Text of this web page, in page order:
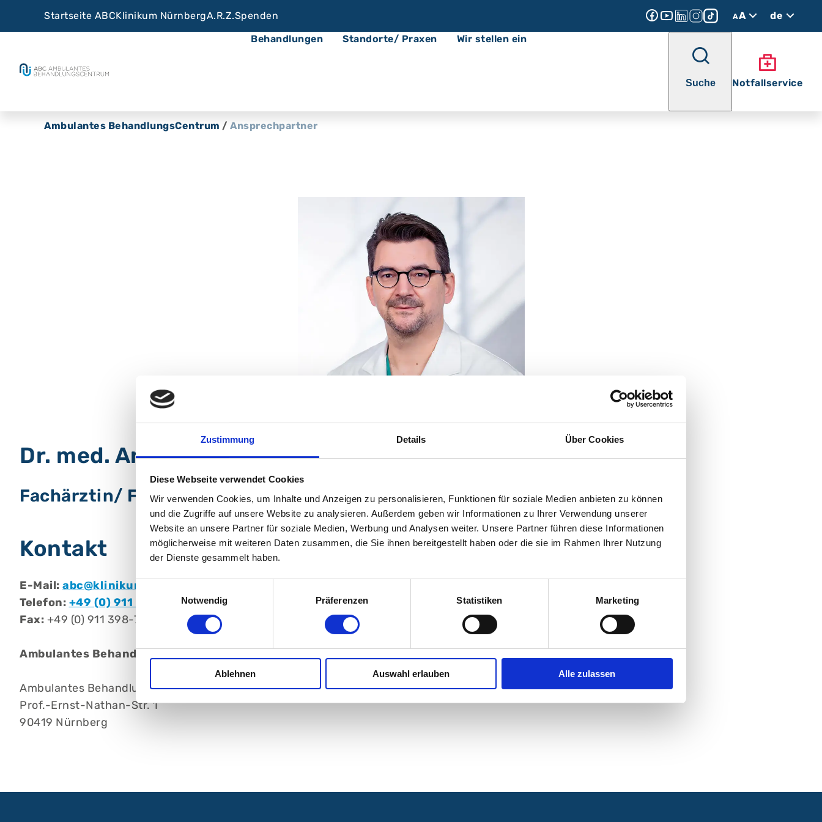
Zustimmung Details Über Cookies
Diese Webseite verwendet Cookies
Wir verwenden Cookies, um Inhalte und Anzeigen zu personalisieren, Funktionen für soziale Medien anbieten zu können
und die Zugriffe auf unsere Website zu analysieren. Außerdem geben wir Informationen zu Ihrer Verwendung unserer
Website an unsere Partner für soziale Medien, Werbung und Analysen weiter. Unsere Partner führen diese Informationen
möglicherweise mit weiteren Daten zusammen, die Sie ihnen bereitgestellt haben oder die sie im Rahmen Ihrer Nutzung
der Dienste gesammelt haben.
Einwilligungsauswahl
Notwendig
Präferenzen Statistiken Marketing
Ablehnen Auswahl erlauben Alle zulassen
Startseite ABCKlinikum NürnbergA.R.Z.Spenden AA
de
Behandlungen
Standorte/ Praxen Wir stellen ein
Suche Notfallservice
Ambulantes BehandlungsCentrum / Ansprechpartner
Dr. med. Andreas Haußler
Fachärztin/ Facharzt für Dermatologie
Kontakt
E-Mail: abc@klinikum-nuernberg.de
Telefon: +49 (0) 911 398-7840
Fax: +49 (0) 911 398-7841
Ambulantes BehandlungsCentrum Klinikum Nürnberg, Campus Nord
Ambulantes BehandlungsCentrum, Klinikum Nürnberg, Campus Nord
Prof.-Ernst-Nathan-Str. 1
90419 Nürnberg